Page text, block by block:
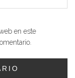
en este